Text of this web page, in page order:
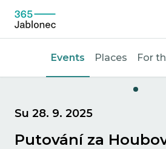
Events Places For
Su 28. 9. 2025
Putování za